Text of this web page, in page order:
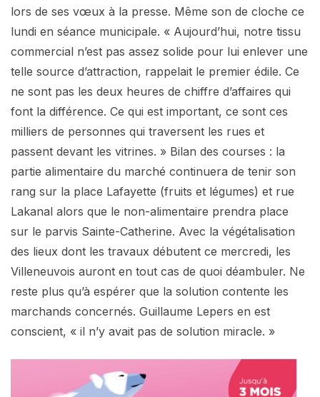
lors de ses vœux à la presse. Même son de cloche ce
lundi en séance municipale. « Aujourd’hui, notre tissu
commercial n’est pas assez solide pour lui enlever une
telle source d’attraction, rappelait le premier édile. Ce
ne sont pas les deux heures de chiffre d’affaires qui
font la différence. Ce qui est important, ce sont ces
milliers de personnes qui traversent les rues et
passent devant les vitrines. » Bilan des courses : la
partie alimentaire du marché continuera de tenir son
rang sur la place Lafayette (fruits et légumes) et rue
Lakanal alors que le non-alimentaire prendra place
sur le parvis Sainte-Catherine. Avec la végétalisation
des lieux dont les travaux débutent ce mercredi, les
Villeneuvois auront en tout cas de quoi déambuler. Ne
reste plus qu’à espérer que la solution contente les
marchands concernés. Guillaume Lepers en est
conscient, « il n’y avait pas de solution miracle. »